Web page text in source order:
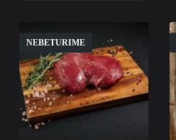
NEBETURIME